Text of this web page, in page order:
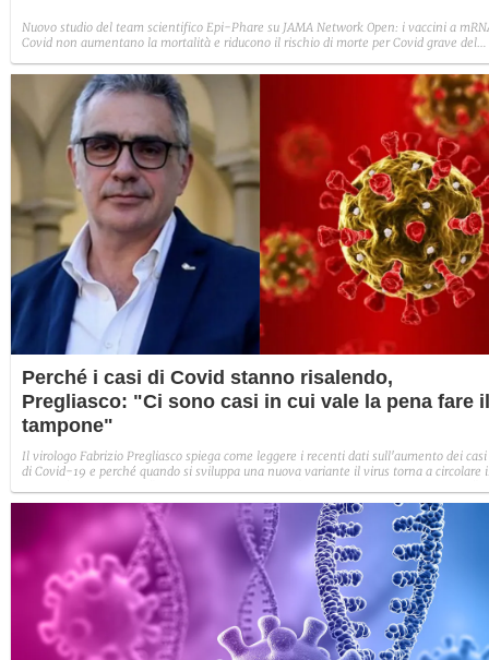
Nuovo studio del team scientifico Epi-Phare su JAMA Network Open: i vaccini a
Covid non aumentano la mortalità e riducono il rischio di morte per Covid grave del
Perché i casi di Covid stanno risalendo,
Pregliasco: "Ci sono casi in cui vale la pena fare il
tampone"
Il virologo Fabrizio Pregliasco spiega come leggere i recenti dati sull'aumento dei casi
di Covid-19 e perché quando si sviluppa una nuova variante il virus torna a circolare